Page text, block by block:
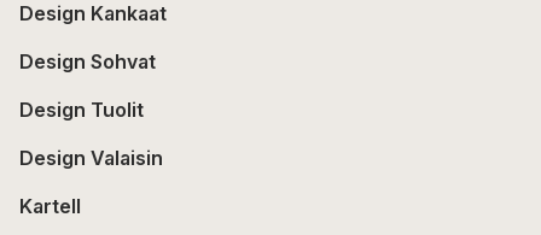
Design Kankaat
Design Sohvat
Design Tuolit
Design Valaisin
Kartell